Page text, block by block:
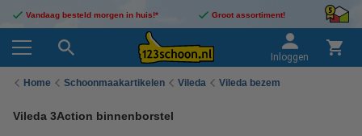
Vandaag besteld morgen in huis!* Groot assortiment!
Inloggen
Home Schoonmaakartikelen Vileda Vileda bezem
Vileda 3Action binnenborstel